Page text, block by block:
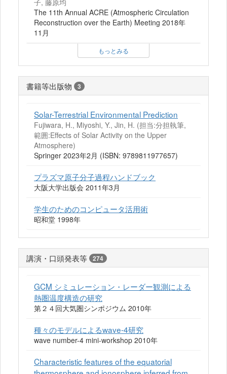
子, 藤原均
The 11th Annual ACRE (Atmospheric Circulation
Reconstruction over the Earth) Meeting 2018年
11月
もっとみる
書籍等出版物 3
Solar-Terrestrial Environmental Prediction
Fujiwara, H., Miyoshi, Y., Jin, H. (担当:分担執筆,
範囲:Effects of Solar Activity on the Upper
Atmosphere)
Springer 2023年2月 (ISBN: 9789811977657)
プラズマ原子分子過程ハンドブック
大阪大学出版会 2011年3月
学生のためのコンピュータ活用術
昭和堂 1998年
講演・口頭発表等 274
GCM シミュレーション・レーダー観測による
熱圏温度構造の研究
第２４回大気圏シンポジウム 2010年
種々のモデルによるwave-4研究
wave number-4 mini-workshop 2010年
Characteristic features of the equatorial